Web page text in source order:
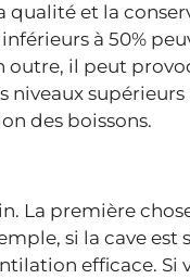
qualité et la
à 50%
outre, il peut
niveaux supérieurs
des boissons.
La première
si la cave est
efficace. Si